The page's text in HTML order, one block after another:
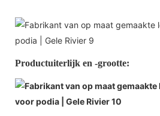
Productuiterlijk en -grootte: